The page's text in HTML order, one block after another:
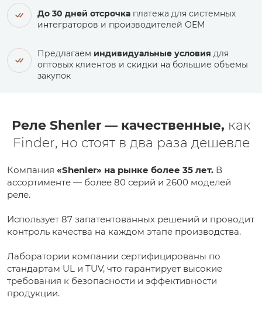
До 30 дней отсрочка платежа для системных
интеграторов и производителей ОЕМ
Предлагаем индивидуальные условия для
оптовых клиентов и скидки на большие объемы
закупок
Реле Shenler — качественные, как
Finder, но стоят в два раза дешевле
Компания «Shenler» на рынке более 35 лет. В
ассортименте — более 80 серий и 2600 моделей
реле.
Использует 87 запатентованных решений и проводит
контроль качества на каждом этапе производства.
Лаборатории компании сертифицированы по
стандартам UL и TUV, что гарантирует высокие
требования к безопасности и эффективности
продукции.